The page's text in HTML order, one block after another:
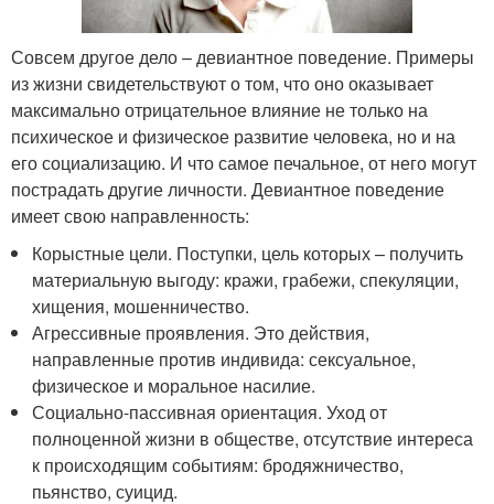
Совсем другое дело – девиантное поведение. Примеры
из жизни свидетельствуют о том, что оно оказывает
максимально отрицательное влияние не только на
психическое и физическое развитие человека, но и на
его социализацию. И что самое печальное, от него могут
пострадать другие личности. Девиантное поведение
имеет свою направленность:
Корыстные цели. Поступки, цель которых – получить
материальную выгоду: кражи, грабежи, спекуляции,
хищения, мошенничество.
Агрессивные проявления. Это действия,
направленные против индивида: сексуальное,
физическое и моральное насилие.
Социально-пассивная ориентация. Уход от
полноценной жизни в обществе, отсутствие интереса
к происходящим событиям: бродяжничество,
пьянство, суицид.